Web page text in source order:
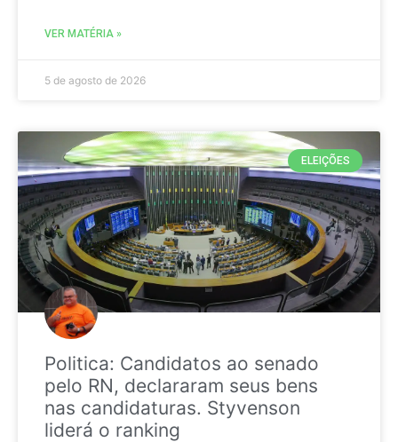
VER MATÉRIA »
5 de agosto de 2026
ELEIÇÕES
Politica: Candidatos ao senado
pelo RN, declararam seus bens
nas candidaturas. Styvenson
liderá o ranking